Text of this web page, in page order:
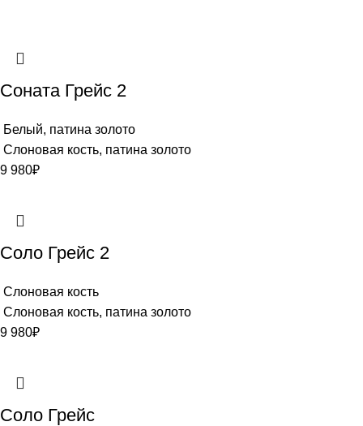
Соната Грейс 2
Белый, патина золото
Слоновая кость, патина золото
9 980₽
Соло Грейс 2
Слоновая кость
Слоновая кость, патина золото
9 980₽
Соло Грейс